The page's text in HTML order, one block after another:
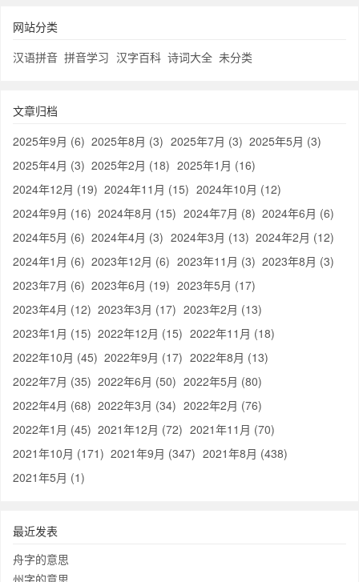
网站分类
汉语拼音 拼音学习 汉字百科 诗词大全 未分类
文章归档
2025年9月 (6) 2025年8月 (3) 2025年7月 (3) 2025年5月 (3)
2025年4月 (3) 2025年2月 (18) 2025年1月 (16)
2024年12月 (19) 2024年11月 (15) 2024年10月 (12)
2024年9月 (16) 2024年8月 (15) 2024年7月 (8) 2024年6月 (6)
2024年5月 (6) 2024年4月 (3) 2024年3月 (13) 2024年2月 (12)
2024年1月 (6) 2023年12月 (6) 2023年11月 (3) 2023年8月 (3)
2023年7月 (6) 2023年6月 (19) 2023年5月 (17)
2023年4月 (12) 2023年3月 (17) 2023年2月 (13)
2023年1月 (15) 2022年12月 (15) 2022年11月 (18)
2022年10月 (45) 2022年9月 (17) 2022年8月 (13)
2022年7月 (35) 2022年6月 (50) 2022年5月 (80)
2022年4月 (68) 2022年3月 (34) 2022年2月 (76)
2022年1月 (45) 2021年12月 (72) 2021年11月 (70)
2021年10月 (171) 2021年9月 (347) 2021年8月 (438)
2021年5月 (1)
最近发表
舟字的意思
州字的意思